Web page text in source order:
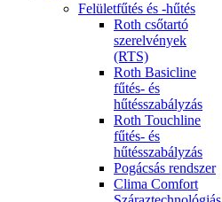
Felületfűtés és -hűtés
Roth csőtartó
szerelvények
(RTS)
Roth Basicline
fűtés- és
hűtésszabályzás
Roth Touchline
fűtés- és
hűtésszabályzás
Pogácsás rendszer
Clima Comfort